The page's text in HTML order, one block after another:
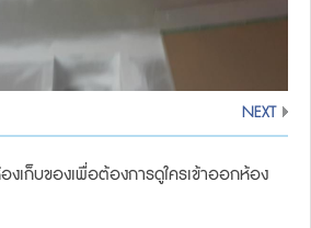
NEXT
งเก็บของเพื่อต้องการดูใครเข้าออกห้อง